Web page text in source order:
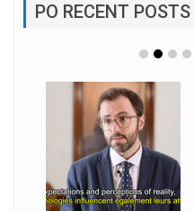
PO RECENT POSTS